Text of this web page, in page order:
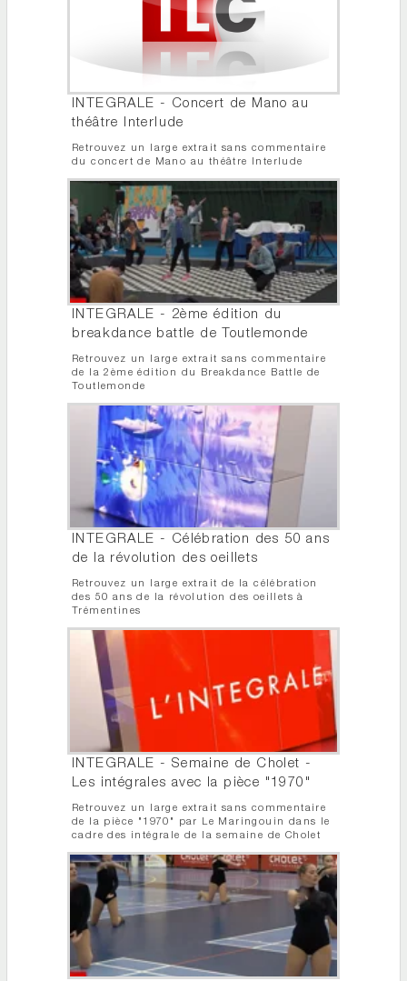
INTEGRALE - Concert de Mano au
théâtre Interlude
Retrouvez un large extrait sans commentaire
du concert de Mano au théâtre Interlude
INTEGRALE - 2ème édition du
breakdance battle de Toutlemonde
Retrouvez un large extrait sans commentaire
de la 2ème édition du Breakdance Battle de
Toutlemonde
INTEGRALE - Célébration des 50 ans
de la révolution des oeillets
Retrouvez un large extrait de la célébration
des 50 ans de la révolution des oeillets à
Trémentines
INTEGRALE - Semaine de Cholet -
Les intégrales avec la pièce "1970"
Retrouvez un large extrait sans commentaire
de la pièce "1970" par Le Maringouin dans le
cadre des intégrale de la semaine de Cholet